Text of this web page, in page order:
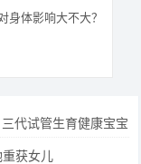
身体影响大不大？
代试管生育健康宝宝
获女儿